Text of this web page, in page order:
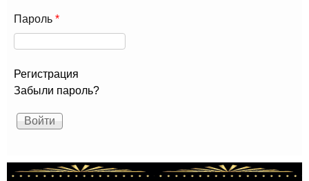
Пароль *
Регистрация
Забыли пароль?